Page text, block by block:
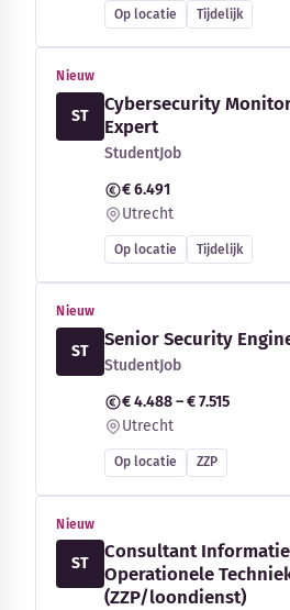
Op locatie Tijdelijk
Nieuw
ST
Cybersecurity
Expert
StudentJob
€ 6.491
Utrecht
Op locatie Tijdelijk
Nieuw
ST
Senior Security
StudentJob
€ 4.488 – € 7.515
Utrecht
Op locatie ZZP
Nieuw
ST
Consultant
Operationele
(ZZP/loondienst)